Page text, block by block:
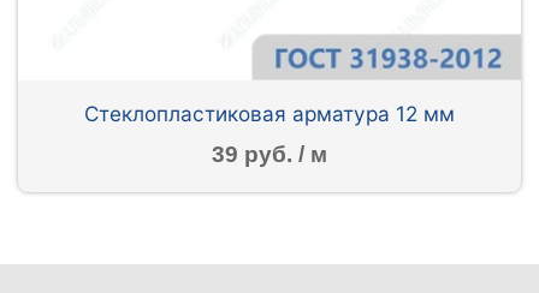
Стеклопластиковая арматура 12 мм
39 руб. / м